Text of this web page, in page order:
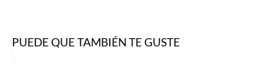
PUEDE QUE TAMBIÉN TE GUSTE